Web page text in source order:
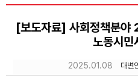
[보도자료] 사회정책분
노동시민
2025.01.08 대변
공지사항
성명·보도
Sketchbook5,